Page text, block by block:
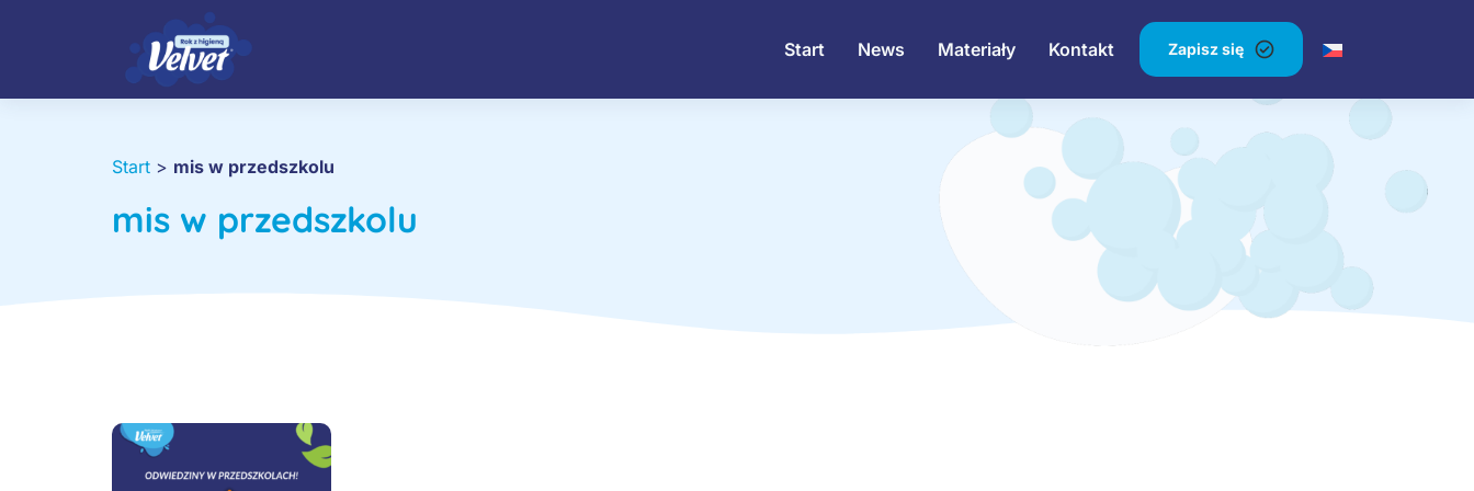
Start News Materiały Kontakt Zapisz się
Start > mis w przedszkolu
mis w przedszkolu